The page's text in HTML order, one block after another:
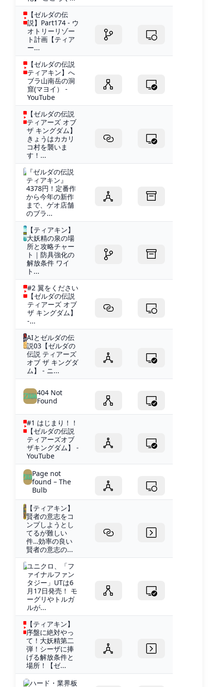
【ゼルダの伝
説】Part174 - ウ
オトリーリゾー
ト計画【ティア
ー...
【ゼルダの伝説
ティアキン】へ
ブラ山南岳の洞
窟(マヨイ） -
YouTube
【ゼルダの伝説
ティアーズ オブ
ザ キングダム】
きょうはカカリ
コ村を襲いま
す！...
『ゼルダの伝説
ティアキン』
4378円！定番作
から今年の新作
まで、ゲオ店舗
のブラ...
【ティアキン】
大妖精の泉の場
所と攻略チャー
ト｜防具強化の
解放条件 ワイ
ト...
#2 翼をください
【ゼルダの伝説
ティアーズ オブ
ザ キングダム】
-...
AIとゼルダの伝
説03【ゼルダの
伝説 ティアーズ
オブ ザ キングダ
ム】 - ニ...
404 Not
Found
#1 はじまり！！
【ゼルダの伝説
ティアーズオブ
ザキングダム】 -
YouTube
Page not
found – The
Bulb
【ティアキン】
賢者の意志をコ
ンプしようとし
てるが難しい
件…効率の良い
賢者の意志の...
ユニクロ、「フ
ァイナルファン
タジー」UTは6
月17日発売！ モ
ーグリやトルガ
ルが...
【ティアキン】
序盤に絶対やっ
て！大妖精第二
弾！シーザに捧
げる解放条件と
場所！【ゼ...
ハード・業界板